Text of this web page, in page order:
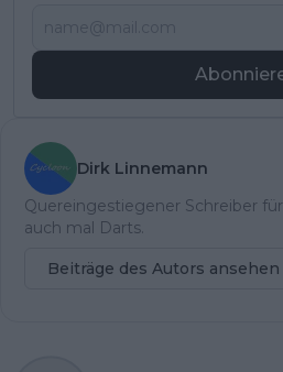
Dirk Linnemann
Quereingestiegener Schreiber
auch mal Darts.
Beiträge des Autors ansehen